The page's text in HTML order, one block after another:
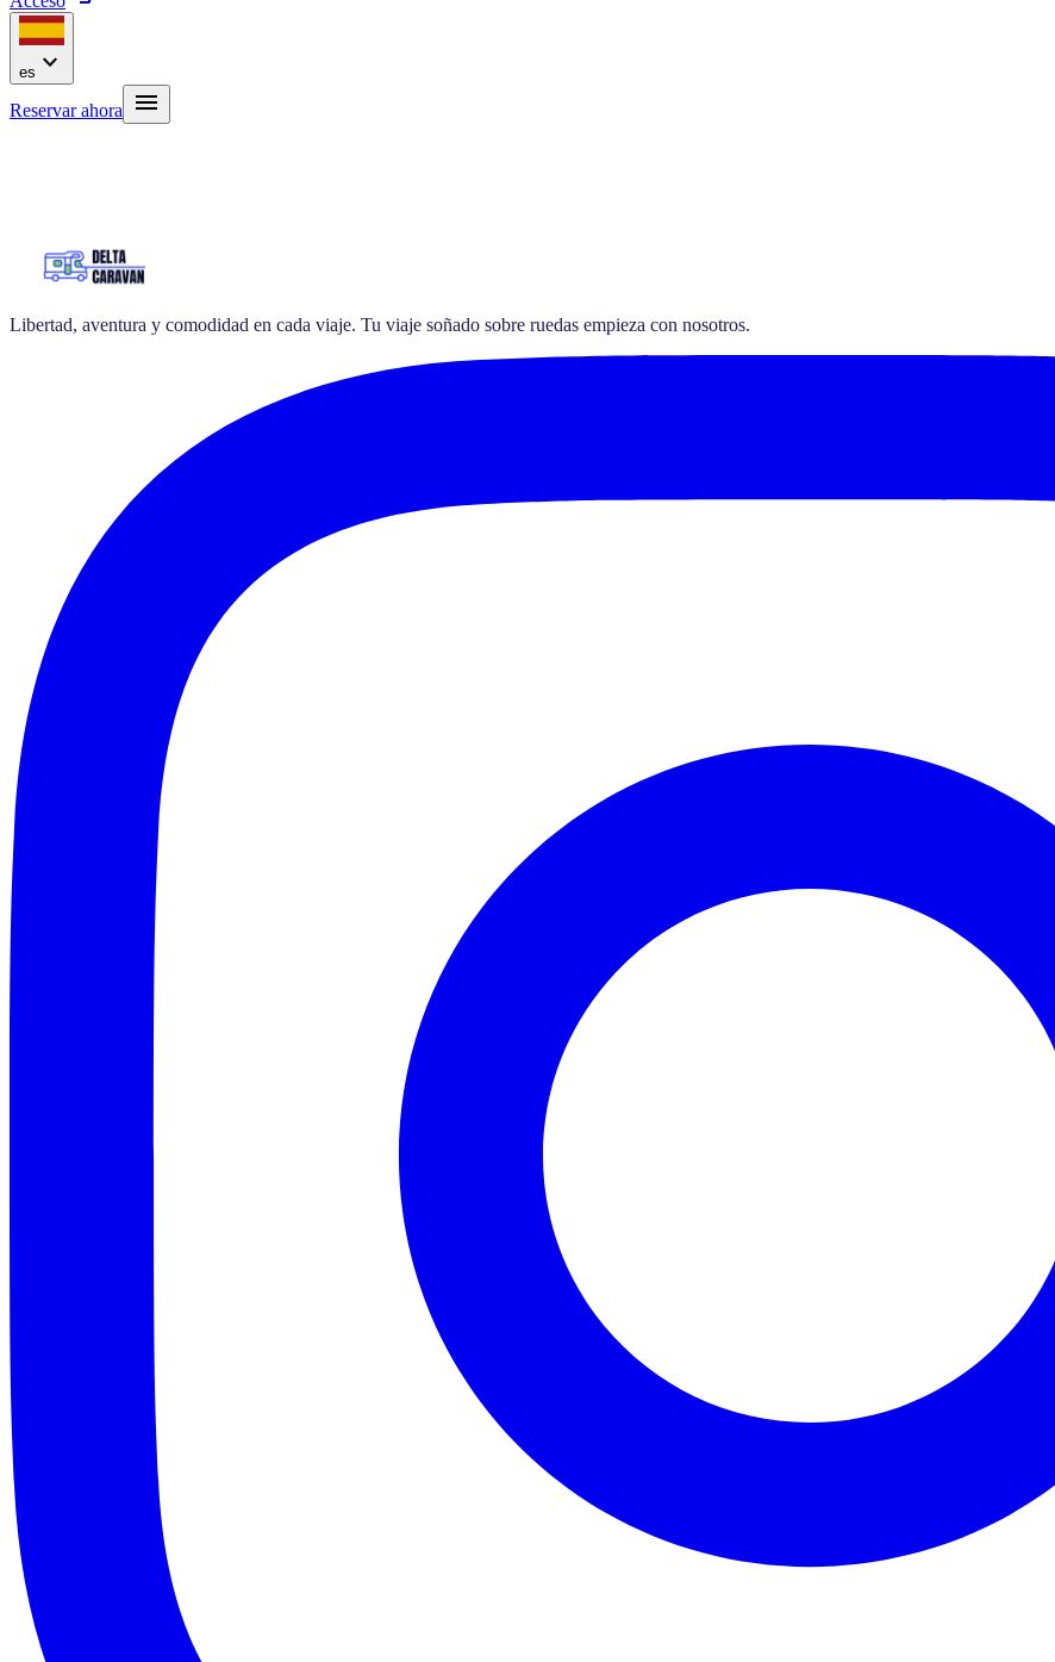
es expand_more
Reservar ahora menu
Libertad, aventura y comodidad en cada viaje. Tu viaje soñado sobre ruedas empieza con nosotros.